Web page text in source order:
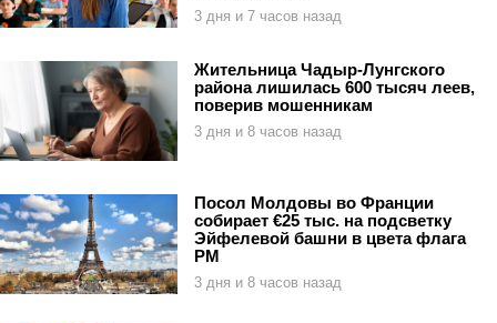
3 дня и 7 часов назад
Жительница Чадыр-Лунгского
района лишилась 600 тысяч леев,
поверив мошенникам
3 дня и 8 часов назад
Посол Молдовы во Франции
собирает €25 тыс. на подсветку
Эйфелевой башни в цвета флага
РМ
3 дня и 8 часов назад